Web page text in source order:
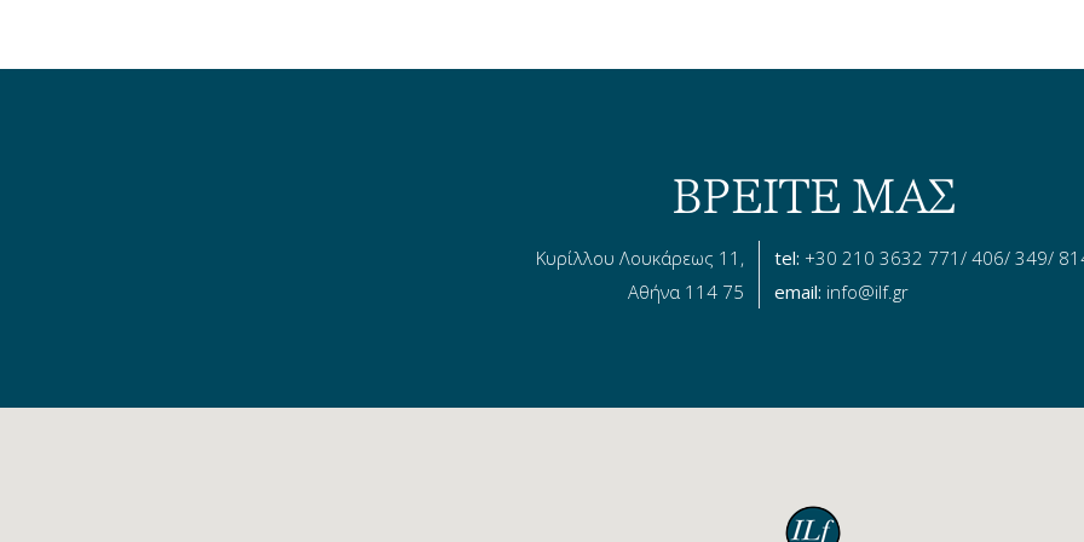
ΒΡΕΙΤΕ ΜΑΣ
Κυρίλλου Λουκάρεως 11,
Αθήνα 114 75
tel: +30 210 3632 771/ 406/ 349/
email: info@ilf.gr